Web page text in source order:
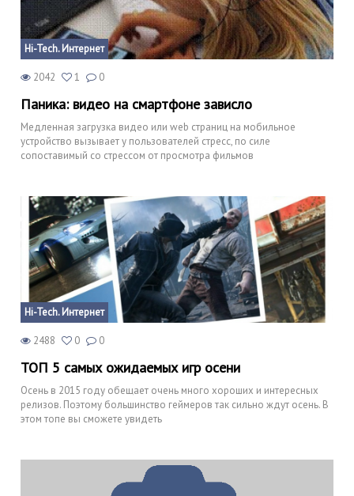
Hi-Tech. Интернет
2042 1 0
Паника: видео на смартфоне зависло
Медленная загрузка видео или web страниц на мобильное
устройство вызывает у пользователей стресс, по силе
сопоставимый со стрессом от просмотра фильмов
Hi-Tech. Интернет
2488 0 0
ТОП 5 самых ожидаемых игр осени
Осень в 2015 году обещает очень много хороших и интересных
релизов. Поэтому большинство геймеров так сильно ждут осень. В
этом топе вы сможете увидеть